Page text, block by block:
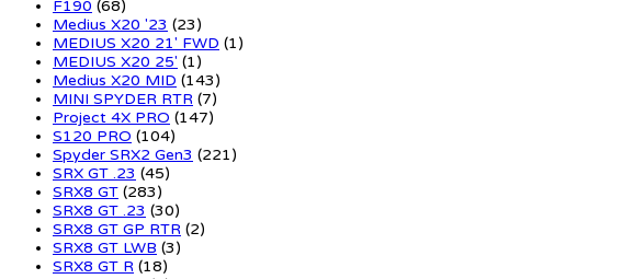
F190 (68)
Medius X20 '23 (23)
MEDIUS X20 21' FWD (1)
MEDIUS X20 25' (1)
Medius X20 MID (143)
MINI SPYDER RTR (7)
Project 4X PRO (147)
S120 PRO (104)
Spyder SRX2 Gen3 (221)
SRX GT .23 (45)
SRX8 GT (283)
SRX8 GT .23 (30)
SRX8 GT GP RTR (2)
SRX8 GT LWB (3)
SRX8 GT R (18)